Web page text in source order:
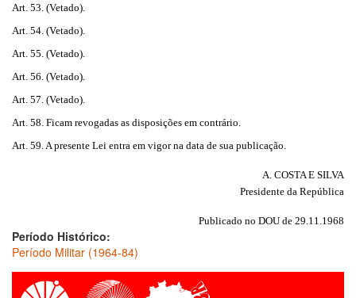
Art. 53. (Vetado).
Art. 54. (Vetado).
Art. 55. (Vetado).
Art. 56. (Vetado).
Art. 57. (Vetado).
Art. 58. Ficam revogadas as disposições em contrário.
Art. 59. A presente Lei entra em vigor na data de sua publicação.
A. COSTA E SILVA
Presidente da República
Publicado no DOU de 29.11.1968
Período Histórico:
Período Militar (1964-84)